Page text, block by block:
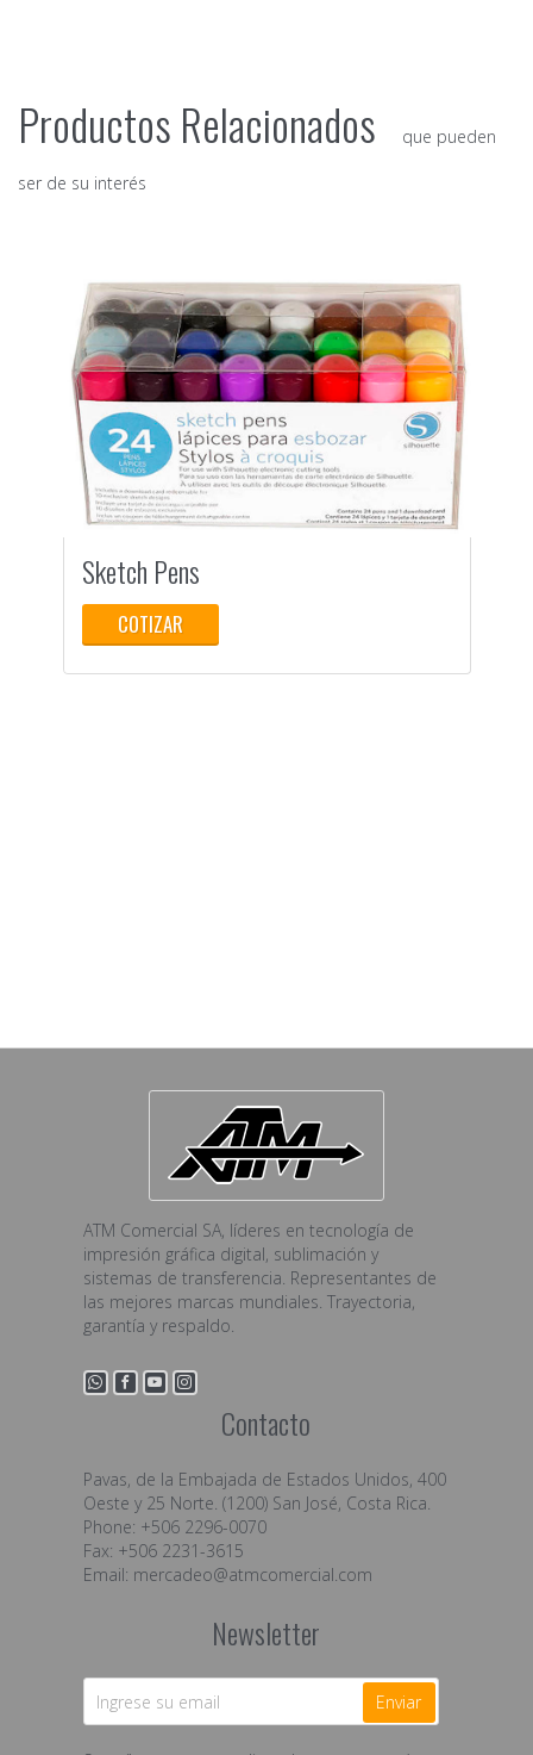
Productos Relacionados que pueden
ser de su interés
Sketch Pens
COTIZAR
ATM Comercial SA, líderes en tecnología de
impresión gráfica digital, sublimación y
sistemas de transferencia. Representantes de
las mejores marcas mundiales. Trayectoria,
garantía y respaldo.
Contacto
Pavas, de la Embajada de Estados Unidos, 400
Oeste y 25 Norte. (1200) San José, Costa Rica.
Phone: +506 2296-0070
Fax: +506 2231-3615
Email: mercadeo@atmcomercial.com
Newsletter
Enviar